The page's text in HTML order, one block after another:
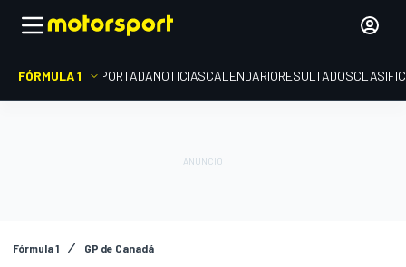
FÓRMULA 1 PORTADANOTICIASCALENDARIORESULTADOS
Fórmula 1 GP de Canadá